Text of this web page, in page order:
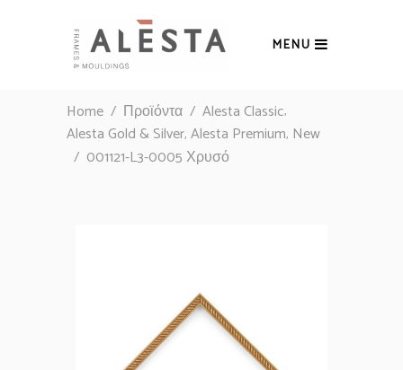
MENU
Home / Προϊόντα / Alesta Classic,
Alesta Gold & Silver,Alesta Premium, New
/ 001121-L3-0005 Χρυσό